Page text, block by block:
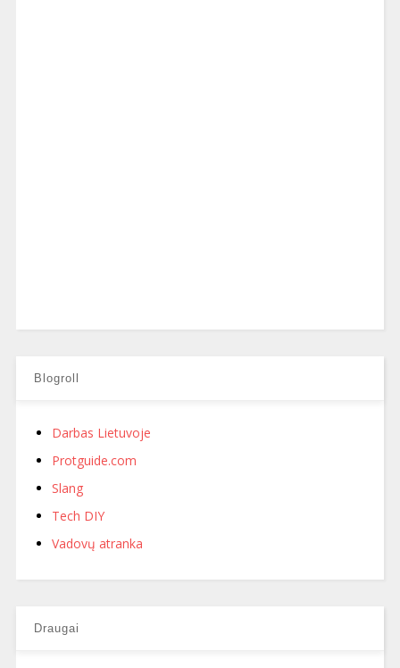
Blogroll
Darbas Lietuvoje
Protguide.com
Slang
Tech DIY
Vadovų atranka
Draugai